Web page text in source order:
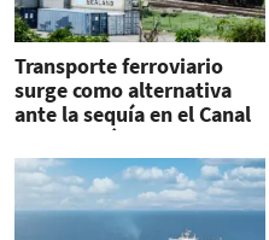
Transporte ferroviario
surge como alternativa
ante la sequía en el Canal
de Panamá